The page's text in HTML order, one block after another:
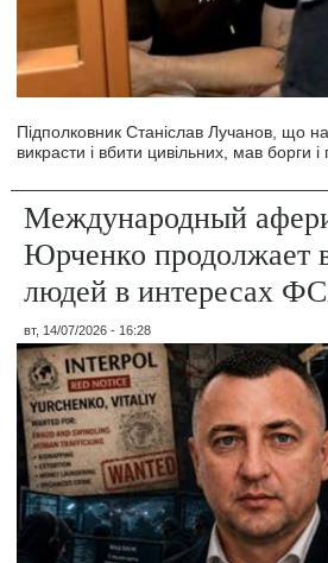
Підполковник Станіслав Лучанов, що
викрасти і вбити цивільних, мав борги
Международный
Юрченко продолжает
людей в интересах
вт, 14/07/2026 - 16:28